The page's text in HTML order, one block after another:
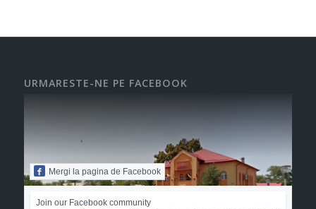
URMARESTE-NE PE FACEBOOK
Mergi la pagina de Facebook
Join our Facebook community